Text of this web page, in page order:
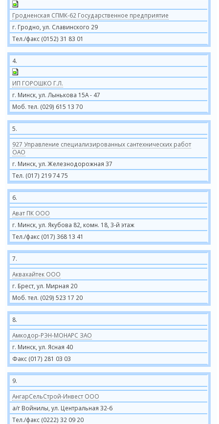
Гродненская СПМК-62 Государственное предприятие
г. Гродно, ул. Славинского 29
Тел./факс (0152) 31 83 01
4.
ИП ГОРОШКО Г.Л.
г. Минск, ул. Лынькова 15А - 47
Моб. тел. (029) 615 13 70
5.
927 Управление специализированных сантехнических работ
ОАО
г. Минск, ул. Железнодорожная 37
Тел. (017) 219 74 75
6.
Ават ПК ООО
г. Минск, ул. Якубова 82, комн. 18, 3-й этаж
Тел./факс (017) 368 13 41
7.
Аквахайтек ООО
г. Брест, ул. Мирная 20
Моб. тел. (029) 523 17 20
8.
Амкодор-РЭН-МОНАРС ЗАО
г. Минск, ул. Ясная 40
Факс (017) 281 03 03
9.
АнгарСельСтрой-Инвест ООО
а/г Войнилы, ул. Центральная 32-6
Тел./факс (0222) 32 09 20